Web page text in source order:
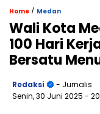
Home / Medan
Wali Kota
100 Hari
Bersatu
Redaksi
- Jurnalis
Senin, 30 Juni 2025 -